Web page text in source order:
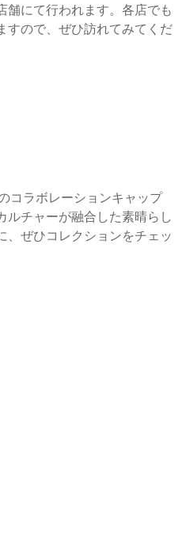
舗にて行われます。各店でも
すので、ぜひ訪れてみてくだ
コラボレーションキャップ
ルチャーが融合した素晴らし
、ぜひコレクションをチェッ